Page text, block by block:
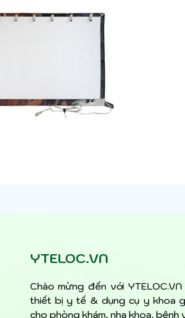
YTELOC.VN
Chào mừng đến với
thiết bị y tế & dụng cụ y khoa
cho phòng khám, nha khoa, bệnh